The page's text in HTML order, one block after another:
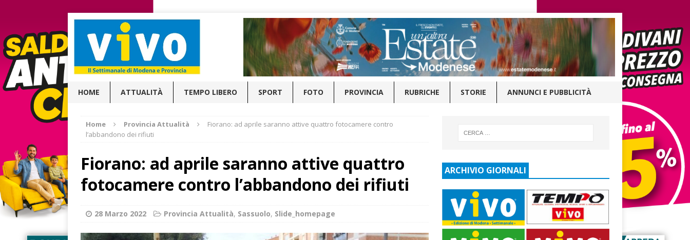
HOME ATTUALITÀ TEMPO LIBERO SPORT FOTO PROVINCIA RUBRICHE STORIE ANNUNCI E PUBBLICITÀ
Home Provincia Attualità
Fiorano: ad aprile saranno attive quattro fotocamere contro
l’abbandono dei rifiuti
Fiorano: ad aprile saranno attive quattro
fotocamere contro l’abbandono dei rifiuti
28 Marzo 2022 Provincia Attualità, Sassuolo, Slide_homepage
ARCHIVIO GIORNALI